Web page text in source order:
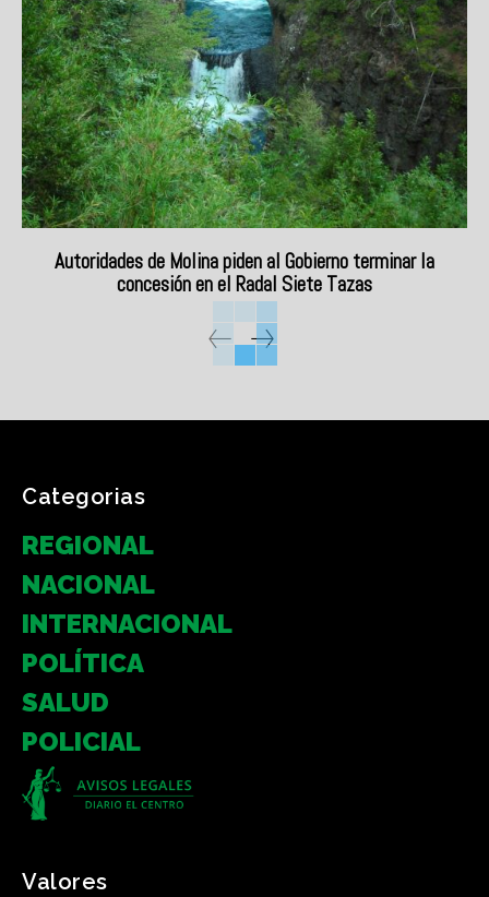
Autoridades de Molina piden al Gobierno terminar la
concesión en el Radal Siete Tazas
Categorias
REGIONAL
NACIONAL
INTERNACIONAL
POLÍTICA
SALUD
POLICIAL
Valores